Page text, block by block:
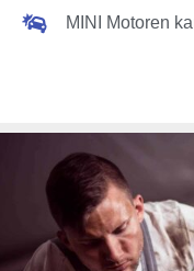
MINI Motoren